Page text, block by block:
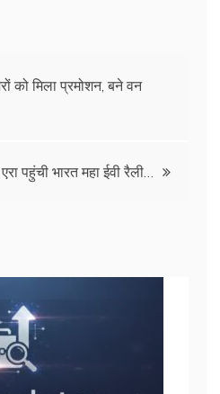
को मिला प्रमोशन, बने वन
पहुंची भारत महा ईवी रैली…